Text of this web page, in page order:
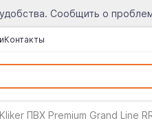
Сообщить о
Контакты
ПВХ Premium Grand Line